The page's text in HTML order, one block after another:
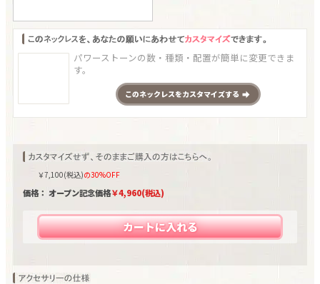
パワーストーンの数・種類・配置が簡単に変更できま
す。
このネックレスをカスタマイズする
￥7,100(税込)の30%OFF
価格： オープン記念価格￥4,960(税込)
カートに入れる